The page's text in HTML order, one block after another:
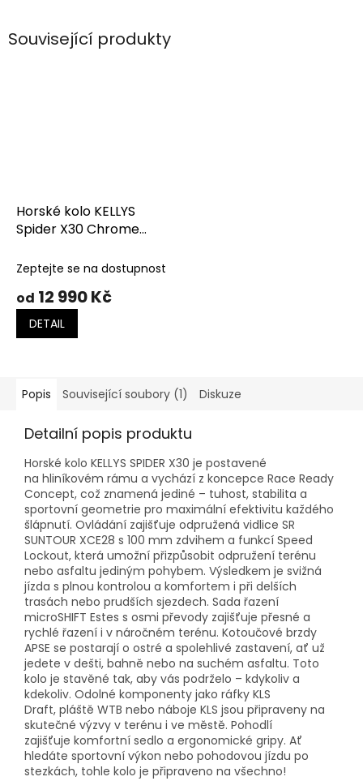
Související produkty
Horské kolo KELLYS
Spider X30 Chrome
Zeptejte se na dostupnost
od 12 990 Kč
DETAIL
Popis Související soubory (1) Diskuze
Detailní popis produktu
Horské kolo KELLYS SPIDER X30 je postavené
na hliníkovém rámu a vychází z koncepce Race Ready
Concept, což znamená jediné – tuhost, stabilita a
sportovní geometrie pro maximální efektivitu každého
šlápnutí. Ovládání zajišťuje odpružená vidlice SR
SUNTOUR XCE28 s 100 mm zdvihem a funkcí Speed
Lockout, která umožní přizpůsobit odpružení terénu
nebo asfaltu jediným pohybem. Výsledkem je svižná
jízda s plnou kontrolou a komfortem i při delších
trasách nebo prudších sjezdech. Sada řazení
microSHIFT Estes s osmi převody zajišťuje přesné a
rychlé řazení i v náročném terénu. Kotoučové brzdy
APSE se postarají o ostré a spolehlivé zastavení, ať už
jedete v dešti, bahně nebo na suchém asfaltu. Toto
kolo je stavěné tak, aby vás podrželo – kdykoliv a
kdekoliv. Odolné komponenty jako ráfky KLS
Draft, pláště WTB nebo náboje KLS jsou připraveny na
skutečné výzvy v terénu i ve městě. Pohodlí
zajišťuje komfortní sedlo a ergonomické gripy. Ať
hledáte sportovní výkon nebo pohodovou jízdu po
stezkách, tohle kolo je připraveno na všechno!